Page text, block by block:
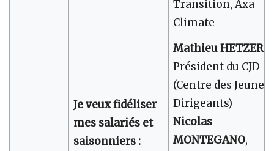
Transition, Axa
Climate
Je veux fidéliser
mes salariés et
saisonniers :
Mathieu HETZER,
Président du CJD
(Centre des Jeunes
Dirigeants)
Nicolas
MONTEGANO,